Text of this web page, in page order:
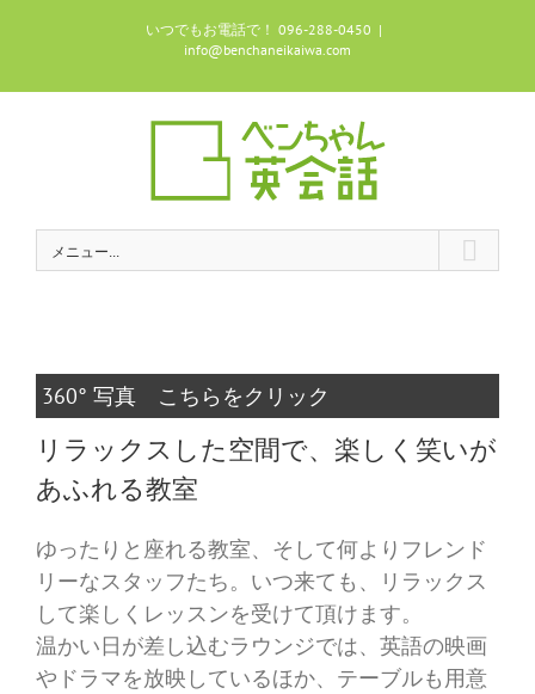
いつでもお電話で！ 096-288-0450 |
info@benchaneikaiwa.com
メニュー...
360° 写真 こちらをクリック
リラックスした空間で、楽しく笑いが
あふれる教室
ゆったりと座れる教室、そして何よりフレンド
リーなスタッフたち。いつ来ても、リラックス
して楽しくレッスンを受けて頂けます。
温かい日が差し込むラウンジでは、英語の映画
やドラマを放映しているほか、テーブルも用意